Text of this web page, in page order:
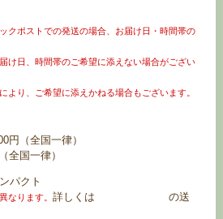
クポストでの発送の場合、お届け日・時間帯の
け日、時間帯のご希望に添えない場合がござい
より、ご希望に添えかねる場合もございます。
円（全国一律）
全国一律）
パクト
なります。 詳しくは
の送